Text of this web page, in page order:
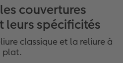
couvertures
leurs spécificités
classique et la reliure à
plat.